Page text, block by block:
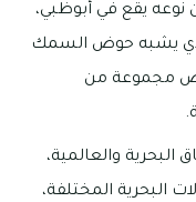
يقع في أبوظبي،
يشبه حوض السمك
مجموعة من
والعالمية،
البحرية المختلفة،